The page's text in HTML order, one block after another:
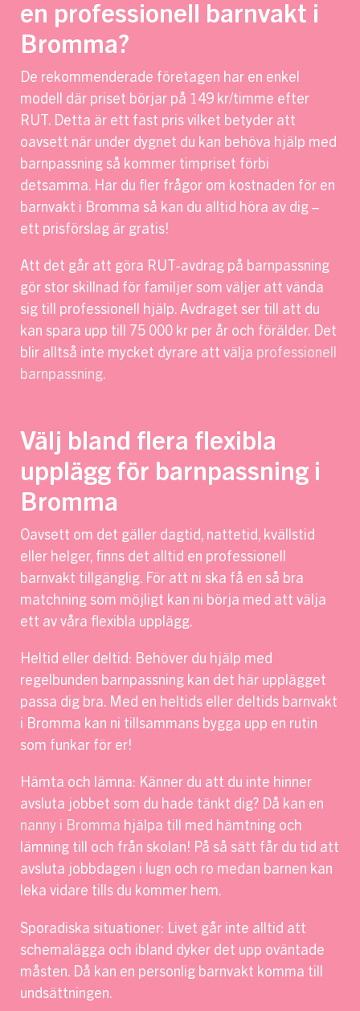
en professionell barnvakt i
Bromma?
De rekommenderade företagen har en enkel
modell där priset börjar på 149 kr/timme efter
RUT. Detta är ett fast pris vilket betyder att
oavsett när under dygnet du kan behöva hjälp med
barnpassning så kommer timpriset förbi
detsamma. Har du fler frågor om kostnaden för en
barnvakt i Bromma så kan du alltid höra av dig –
ett prisförslag är gratis!
Att det går att göra RUT-avdrag på barnpassning
gör stor skillnad för familjer som väljer att vända
sig till professionell hjälp. Avdraget ser till att du
kan spara upp till 75 000 kr per år och förälder. Det
blir alltså inte mycket dyrare att välja professionell
barnpassning.
Välj bland flera flexibla
upplägg för barnpassning i
Bromma
Oavsett om det gäller dagtid, nattetid, kvällstid
eller helger, finns det alltid en professionell
barnvakt tillgänglig. För att ni ska få en så bra
matchning som möjligt kan ni börja med att välja
ett av våra flexibla upplägg.
Heltid eller deltid: Behöver du hjälp med
regelbunden barnpassning kan det här upplägget
passa dig bra. Med en heltids eller deltids barnvakt
i Bromma kan ni tillsammans bygga upp en rutin
som funkar för er!
Hämta och lämna: Känner du att du inte hinner
avsluta jobbet som du hade tänkt dig? Då kan en
nanny i Bromma hjälpa till med hämtning och
lämning till och från skolan! På så sätt får du tid att
avsluta jobbdagen i lugn och ro medan barnen kan
leka vidare tills du kommer hem.
Sporadiska situationer: Livet går inte alltid att
schemalägga och ibland dyker det upp oväntade
måsten. Då kan en personlig barnvakt komma till
undsättningen.